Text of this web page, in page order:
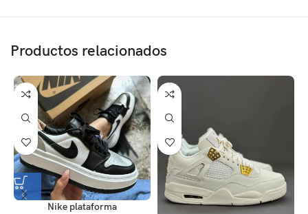
Productos relacionados
Nike plataforma